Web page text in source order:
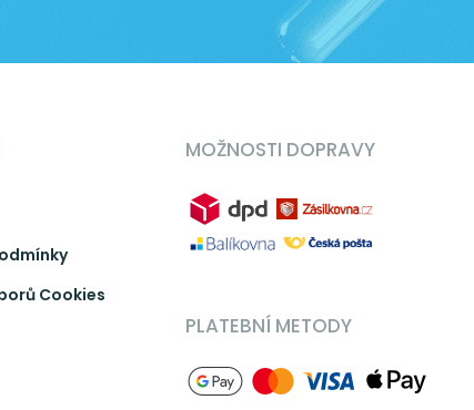
Cookies
MOŽNOSTI DOPRAVY
PLATEBNÍ METODY